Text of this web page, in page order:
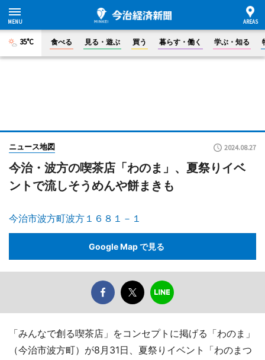
35°C 食べる 見る・遊ぶ 買う 暮らす・働く 学ぶ・知る
ニュース地図 2024.08.27
今治・波方の喫茶店「わのま」、夏祭りイベ
ントで流しそうめんや餅まきも
今治市波方町波方１６８１－１
Google Map で見る
「みんなで創る喫茶店」をコンセプトに掲げる「わのま」
（今治市波方町）が8月31日、夏祭りイベント「わのまつ